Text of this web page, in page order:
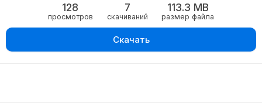
128
просмотров
7
скачиваний
113.3 MB
размер файла
Скачать